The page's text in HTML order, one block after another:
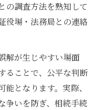
の調査方法を熟知して
役場・法務局との連絡
解が生じやすい場面
ることで、公平な判断
となります。実際、
争いを防ぎ、相続手続